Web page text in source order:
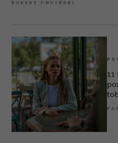
ROBERT CHOIŃSKI
11